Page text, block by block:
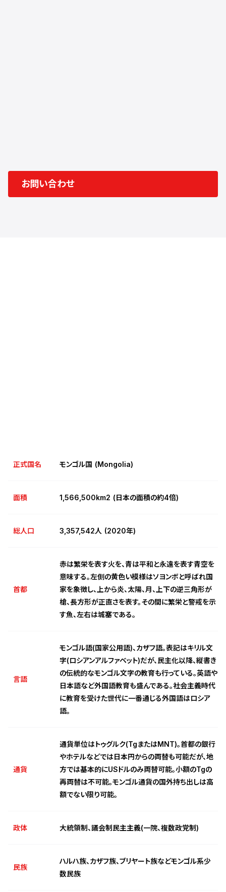
お問い合わせ
正式国名 モンゴル国 (Mongolia)
面積 1,566,500km2 (日本の面積の約4倍)
総人口 3,357,542人 (2020年)
首都
赤は繁栄を表す火を、青は平和と永遠を表す青空を
意味する。左側の黄色い模様はソヨンボと呼ばれ国
家を象徴し、上から炎、太陽、月、上下の逆三角形が
槍、長方形が正直さを表す。その間に繁栄と警戒を示
す魚、左右は城塞である。
言語
モンゴル語(国家公用語)、カザフ語。表記はキリル文
字(ロシアンアルファベット)だが、民主化以降、縦書き
の伝統的なモンゴル文字の教育も行っている。英語や
日本語など外国語教育も盛んである。社会主義時代
に教育を受けた世代に一番通じる外国語はロシア
語。
通貨
通貨単位はトゥグルク(TgまたはMNT)。首都の銀行
やホテルなどでは日本円からの両替も可能だが、地
方では基本的にUSドルのみ両替可能。小額のTgの
再両替は不可能。モンゴル通貨の国外持ち出しは高
額でない限り可能。
政体 大統領制、議会制民主主義(一院、複数政党制)
民族
ハルハ族、カザフ族、ブリヤート族などモンゴル系少
数民族